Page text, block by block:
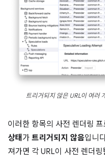
트리거되지 않은 URL이 여러
이러한 항목의 사전 렌더링
상태 가 트리거되지 않음입니
져가면 각 URL이 사전 렌더